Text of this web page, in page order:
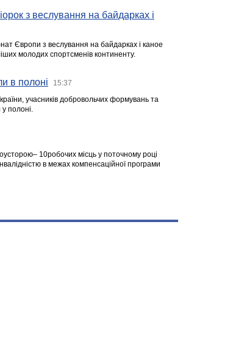
з веслування на байдарках і
Європи з веслування на байдарках і каное
молодих спортсменів континенту.
в полоні 15:37
учасників добровольчих формувань та
у полоні.
10робочих місць у поточному році
в межах компенсаційної програми